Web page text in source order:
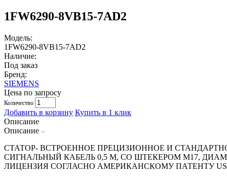
1FW6290-8VB15-7AD2
Модель:
1FW6290-8VB15-7AD2
Наличие:
Под заказ
Бренд:
SIEMENS
Цена по запросу
Количество
Добавить в корзину Купить в 1 клик
Описание
Описание
СТАТОР- ВСТРОЕННОЕ ПРЕЦИЗИОННОЕ И
СИГНАЛЬНЫЙ КАБЕЛЬ 0,5 М, СО ШТЕКЕРОМ М17,
ЛИЦЕНЗИЯ СОГЛАСНО АМЕРИКАНСКОМУ ПАТЕНТУ